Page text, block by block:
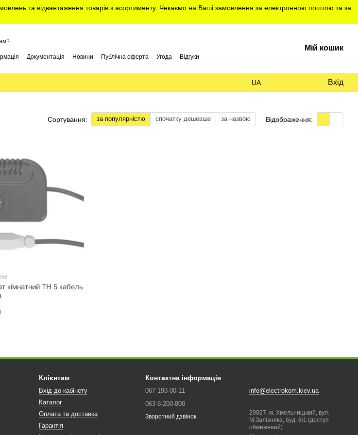
та відвантаження товарів з асортименту. Чекаємо на Ваші замовлення за електронною поштою та за
Документація Новини Публічна оферта Угода Відгуки
Мій кошик
UA Вхід
Сортування: за популярністю спочатку дешевше за назвою Відображення:
кімнатний ТН 5 кабель
Клієнтам
Вхід до кабінету
Каталог
Оплата та доставка
Гарантія
Контактна інформація
067 193-00-11
063 8-200-800
Зворотний дзвінок
info@electrokom.kiev.ua
29027, м. Хмельницький, вул.
М.Залізняка, буд. 8/1 (доступ
обмежений)